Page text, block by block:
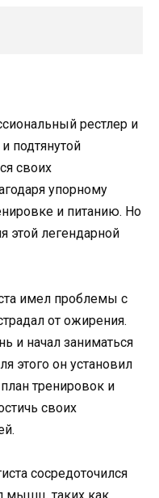
рестлер и
подтянутой
своих
упорному
и питанию. Но
этой легендарной
имел проблемы с
от ожирения.
и начал заниматься
этого он установил
тренировок и
своих
сосредоточился